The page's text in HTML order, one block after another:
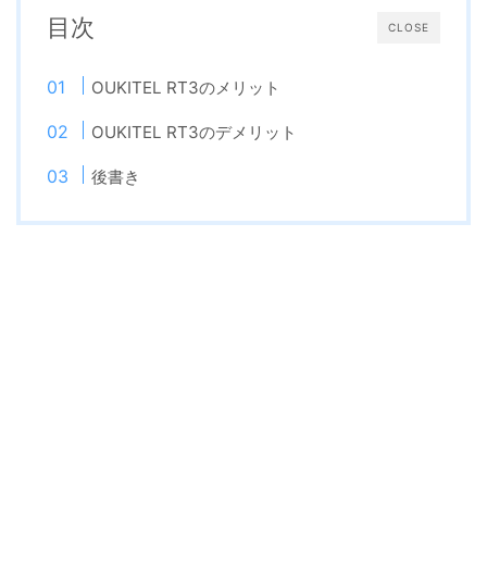
CLOSE
目次
OUKITEL RT3のメリット
OUKITEL RT3のデメリット
後書き